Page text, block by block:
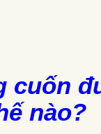
cuốn
nào?